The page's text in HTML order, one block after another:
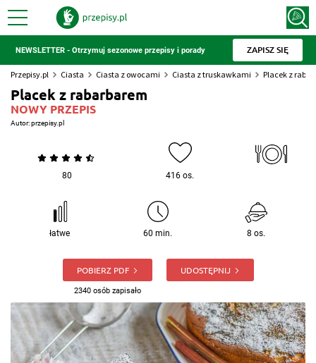
NEWSLETTER - Otrzymuj sezonowe przepisy i porady ZAPISZ SIĘ
Przepisy.pl Ciasta Ciasta z owocami Ciasta z truskawkami Placek z
Placek z rabarbarem
NOWY PRZEPIS
Autor:przepisy.pl
80 416 os.
łatwe 60 min. 8 os.
POBIERZ PDF
2340 osób zapisało
UDOSTĘPNIJ